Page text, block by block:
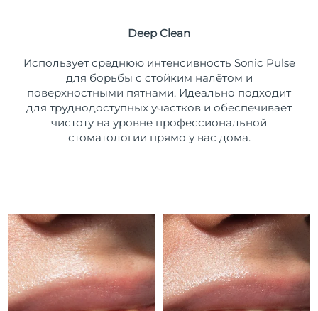
Deep Clean
Использует среднюю интенсивность Sonic Pulse
для борьбы с стойким налётом и
поверхностными пятнами. Идеально подходит
для труднодоступных участков и обеспечивает
чистоту на уровне профессиональной
стоматологии прямо у вас дома.
Катар
10/08/26
Реюньон
Ожидаемая дата доставки
14/08/26
Румыния
Ожидаемая дата доставки
Саудовская Аравия
Ожидаемая дата доставки
10/08/26
Сингапур
Ожидаемая дата доставки
11/08/26
Ожидаемая дата доставки